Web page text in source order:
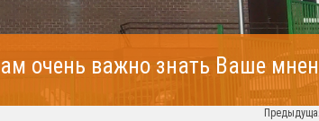
очень важно знать Ваше